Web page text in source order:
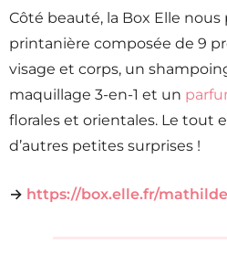
Côté beauté, la Box Elle
printanière composée de 9
visage et corps, un
maquillage 3-en-1 et un
florales et orientales. Le tout
d’autres petites surprises !
→ https://box.elle.fr/